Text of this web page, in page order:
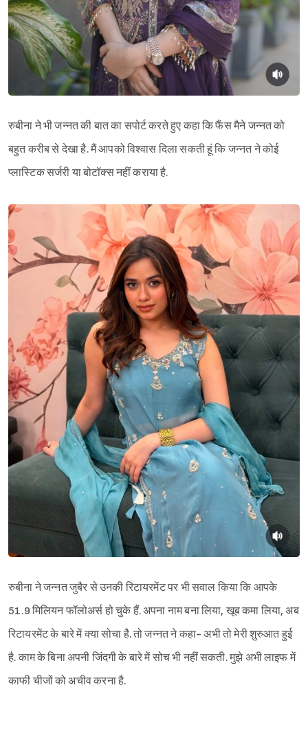
रुबीना ने भी जन्नत की बात का सपोर्ट करते हुए कहा कि फैंस मैने जन्नत को
बहुत करीब से देखा है. मैं आपको विश्वास दिला सकती हूं कि जन्नत ने कोई
प्लास्टिक सर्जरी या बोटॉक्स नहीं कराया है.
रुबीना ने जन्नत जुबैर से उनकी रिटायरमेंट पर भी सवाल किया कि आपके
51.9 मिलियन फॉलोअर्स हो चुके हैं. अपना नाम बना लिया, खूब कमा लिया, अब
रिटायरमेंट के बारे में क्या सोचा है. तो जन्नत ने कहा- अभी तो मेरी शुरुआत हुई
है. काम के बिना अपनी जिंदगी के बारे में सोच भी नहीं सकती. मुझे अभी लाइफ में
काफी चीजों को अचीव करना है.